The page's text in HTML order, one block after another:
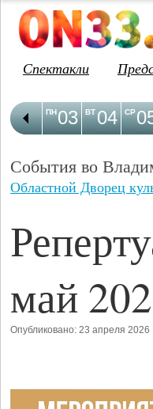
Спектакли
03
ПН 04
ВТ СР
События во
Областной Дворец
май
Опубликовано: 23 апреля 2026